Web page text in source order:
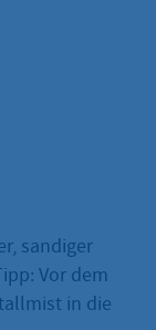
sandiger
Vor dem
in die